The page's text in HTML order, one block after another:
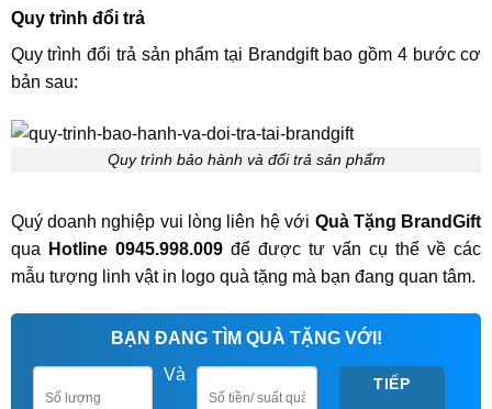
Quy trình đổi trả
Quy trình đổi trả sản phẩm tại Brandgift bao gồm 4 bước cơ
bản sau:
Quy trình bảo hành và đổi trả sản phẩm
Quý doanh nghiệp vui lòng liên hệ với Quà Tặng BrandGift
qua
Hotline 0945.998.009để được tư vấn cụ thể về các
mẫu tượng linh vật in logo quà tặng mà bạn đang quan tâm.
BẠN ĐANG TÌM QUÀ TẶNG VỚI!
Và
TIẾP